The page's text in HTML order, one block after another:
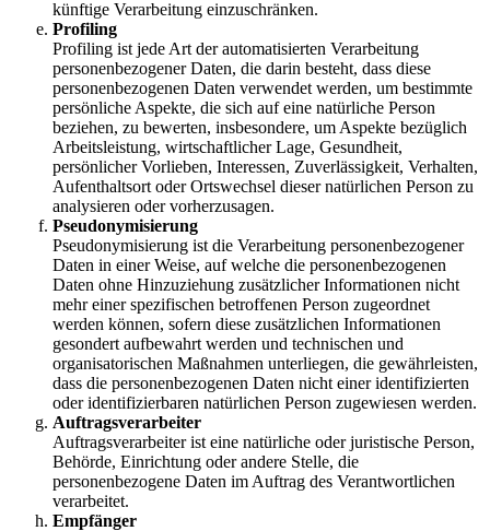
künftige Verarbeitung einzuschränken.
Profiling
Profiling ist jede Art der automatisierten Verarbeitung
personenbezogener Daten, die darin besteht, dass diese
personenbezogenen Daten verwendet werden, um bestimmte
persönliche Aspekte, die sich auf eine natürliche Person
beziehen, zu bewerten, insbesondere, um Aspekte bezüglich
Arbeitsleistung, wirtschaftlicher Lage, Gesundheit,
persönlicher Vorlieben, Interessen, Zuverlässigkeit, Verhalten,
Aufenthaltsort oder Ortswechsel dieser natürlichen Person zu
analysieren oder vorherzusagen.
Pseudonymisierung
Pseudonymisierung ist die Verarbeitung personenbezogener
Daten in einer Weise, auf welche die personenbezogenen
Daten ohne Hinzuziehung zusätzlicher Informationen nicht
mehr einer spezifischen betroffenen Person zugeordnet
werden können, sofern diese zusätzlichen Informationen
gesondert aufbewahrt werden und technischen und
organisatorischen Maßnahmen unterliegen, die gewährleisten,
dass die personenbezogenen Daten nicht einer identifizierten
oder identifizierbaren natürlichen Person zugewiesen werden.
Auftragsverarbeiter
Auftragsverarbeiter ist eine natürliche oder juristische Person,
Behörde, Einrichtung oder andere Stelle, die
personenbezogene Daten im Auftrag des Verantwortlichen
verarbeitet.
Empfänger